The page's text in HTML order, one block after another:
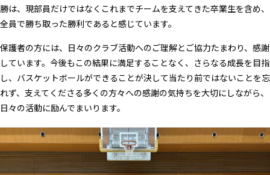
勝は、現部員だけではなくこれまでチームを支えてきた卒業生を含め、
全員で勝ち取った勝利であると感じています。
保護者の方には、日々のクラブ活動へのご理解とご協力たまわり、感謝
しています。今後もこの結果に満足することなく、さらなる成長を目指
し、バスケットボールができることが決して当たり前ではないことを忘
れず、支えてくださる多くの方々への感謝の気持ちを大切にしながら、
日々の活動に励んでまいります。